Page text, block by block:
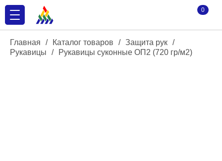
0
Главная / Каталог товаров / Защита рук /
Рукавицы
/ Рукавицы суконные ОП2 (720 гр/м2)